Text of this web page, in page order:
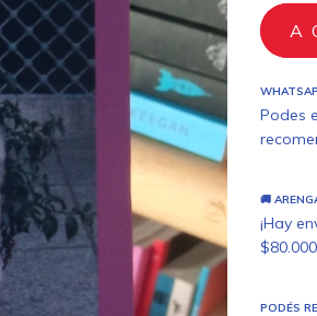
Podes
🚚
¡Hay
PODÉS